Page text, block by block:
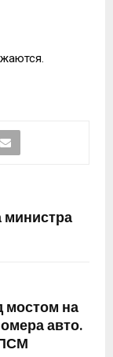
министра
мостом на
авто.